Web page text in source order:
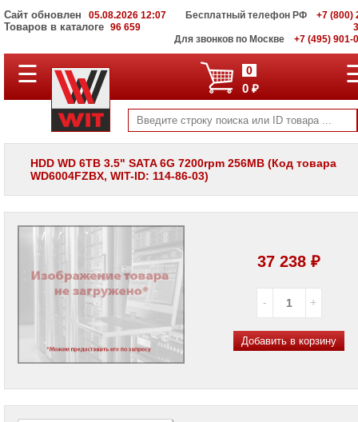
Сайт обновлен 05.08.2026 12:07
Товаров в каталоге 96 659
Бесплатный телефон РФ
+7 (800)
Для звонков по Москве
+7 (495) 901-
ПОЛНЫЙ
КАТАЛОГ
Корпоративные
серверы
WIT
хранения
VI
Мониторы
и
LCD
панели
проекторов
Brand
Name
☰ 0
0 ₽
HDD WD 6TB 3.5" SATA 6G 7200rpm 256MB (Код товара
WD6004FZBX, WIT-ID: 114-86-03)
37 238 ₽
Добавить в корзину